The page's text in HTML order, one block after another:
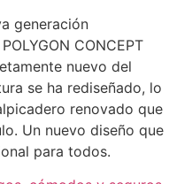
generación
CONCEPT
nuevo del
se ha rediseñado, lo
renovado que
Un nuevo diseño que
para todos.